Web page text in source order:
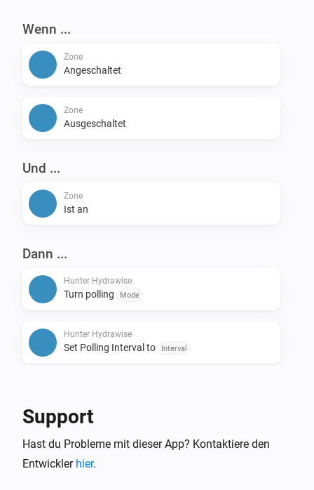
Wenn ...
Zone
Angeschaltet
Zone
Ausgeschaltet
Und ...
Zone
Ist an
Dann ...
Hunter Hydrawise
Turn polling Mode
Hunter Hydrawise
Set Polling Interval to Interval
Hunter Hydrawise
Support
Hast du Probleme mit dieser App? Kontaktiere den
Entwickler hier.